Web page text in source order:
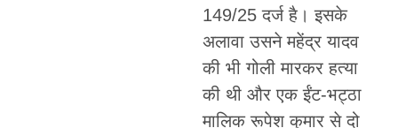
149/25 दर्ज है। इसके
अलावा उसने महेंद्र यादव
की भी गोली मारकर हत्या
की थी और एक ईंट-भट्ठा
मालिक रूपेश कुमार से दो